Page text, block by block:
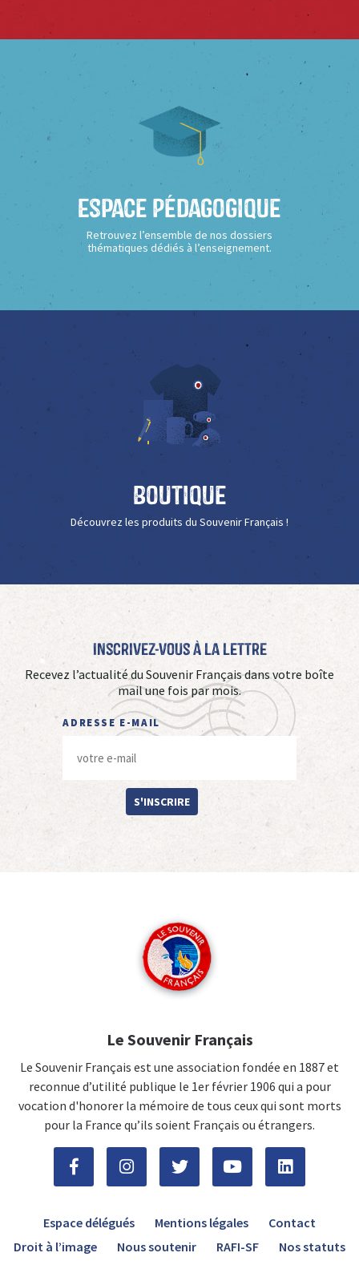
Espace Pédagogique
Retrouvez l’ensemble de nos dossiers
thématiques dédiés à l’enseignement.
Boutique
Découvrez les produits du Souvenir Français !
Inscrivez-vous à La Lettre
Recevez l’actualité du Souvenir Français dans votre boîte
mail une fois par mois.
ADRESSE E-MAIL
S'INSCRIRE
Le Souvenir Français
Le Souvenir Français est une association fondée en 1887 et
reconnue d’utilité publique le 1er février 1906 qui a pour
vocation d'honorer la mémoire de tous ceux qui sont morts
pour la France qu’ils soient Français ou étrangers.
Espace délégués Mentions légales
Contact
Droit à l’image
Nous soutenir RAFI-SF Nos statuts